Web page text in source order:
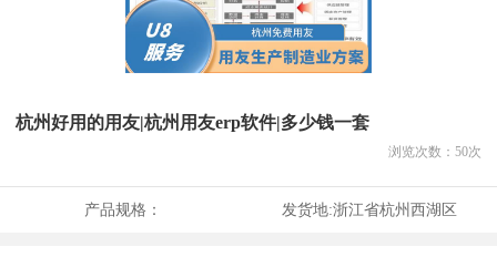
杭州好用的用友|杭州用友erp软件|多少钱一套
浏览次数： 50次
产品规格： 发货地:浙江省杭州西湖区